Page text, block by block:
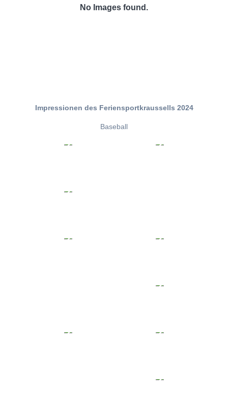
No Images found.
Impressionen des Feriensportkraussells 2024
Baseball